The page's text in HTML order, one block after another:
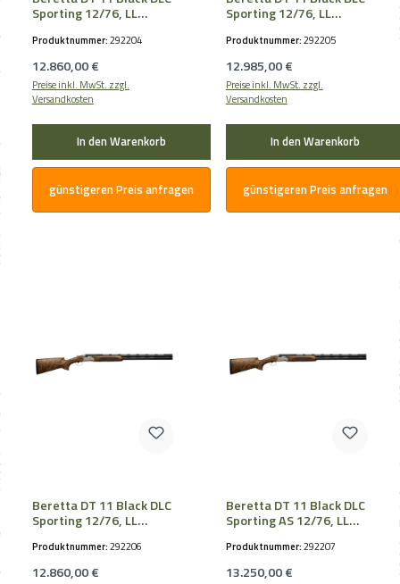
Sporting 12/76, LL
Produktnummer:292204
Regulärer Preis:
12.860,00 €
Preise inkl. MwSt. zzgl.
Versandkosten
In den Warenkorb
günstigeren Preis anfragen
Sporting 12/76, LL
Produktnummer:292205
Regulärer Preis:
12.985,00 €
Preise inkl. MwSt. zzgl.
Versandkosten
In den Warenkorb
günstigeren Preis anfragen
Beretta DT 11 Black DLC
Sporting 12/76, LL
Produktnummer:292206
Regulärer Preis:
12.860,00 €
Beretta DT 11 Black DLC
Sporting AS 12/76, LL
Produktnummer:292207
Regulärer Preis:
13.250,00 €